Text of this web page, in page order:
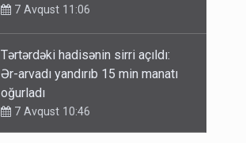
oğurladı
Əhaliyə hava ilə bağlı VACİB
XƏBƏRDARLIQ - Saat 11:00-dan…
7 Avqust 09:15